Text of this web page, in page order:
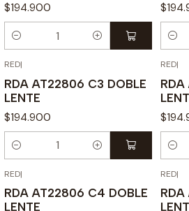
$194.900
Cantidad
RED|
RDA AT22806 C3 DOBLE
LENTE
$194.900
Cantidad
RED|
RED|
RDA AT22806 C4 DOBLE
LENTE
RED|